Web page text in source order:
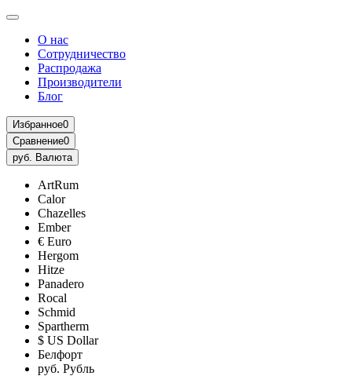
О нас
Сотрудничество
Распродажа
Производители
Блог
Избранное0
Сравнение0
руб. Валюта
ArtRum
Calor
Chazelles
Ember
€ Euro
Hergom
Hitze
Panadero
Rocal
Schmid
Spartherm
$ US Dollar
Белфорт
руб. Рубль